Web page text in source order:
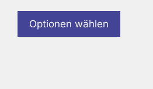
Optionen wählen